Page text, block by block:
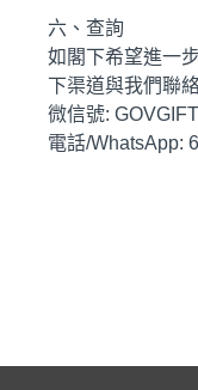
六、查詢
如閣下希望進一
下渠道與我們聯絡
微信號:
電話/WhatsApp: